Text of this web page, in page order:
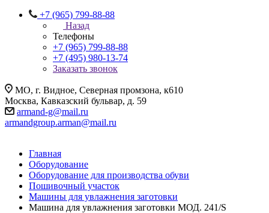
+7 (965) 799-88-88
Назад
Телефоны
+7 (965) 799-88-88
+7 (495) 980-13-74
Заказать звонок
МО, г. Видное, Северная промзона, к610
Москва, Кавказский бульвар, д. 59
armand-g@mail.ru
armandgroup.arman@mail.ru
Главная
Оборудование
Оборудование для производства обуви
Пошивочный участок
Машины для увлажнения заготовки
Машина для увлажнения заготовки МОД. 241/S